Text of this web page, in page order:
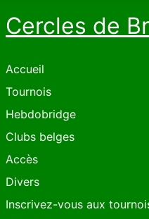
Cercles de
Accueil
Tournois
Hebdobridge
Clubs belges
Accès
Divers
Inscrivez-vous aux